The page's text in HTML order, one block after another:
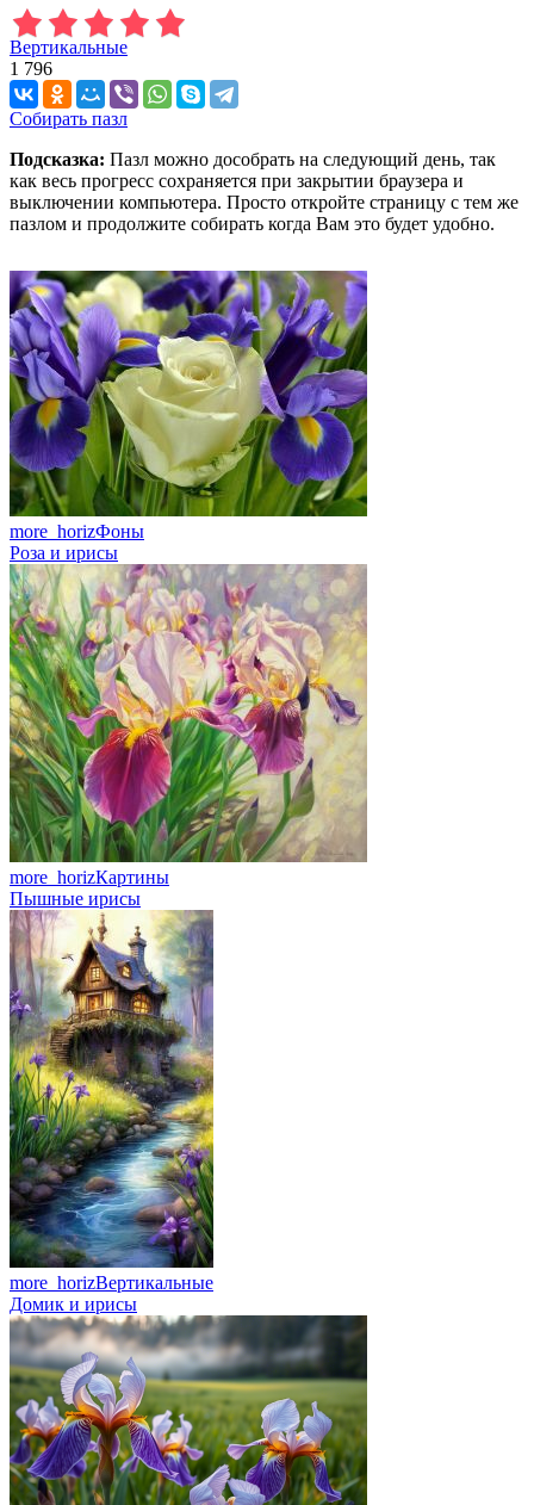
Вертикальные
1 796
Собирать пазл
Подсказка: Пазл можно дособрать на следующий день, так
как весь прогресс сохраняется при закрытии браузера и
выключении компьютера. Просто откройте страницу с тем же
пазлом и продолжите собирать когда Вам это будет удобно.
more_horizФоны
Роза и ирисы
more_horizКартины
Пышные ирисы
more_horizВертикальные
Домик и ирисы